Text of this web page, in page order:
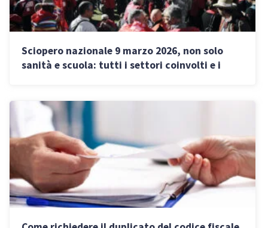
Sciopero nazionale 9 marzo 2026, non solo
sanità e scuola: tutti i settori coinvolti e i